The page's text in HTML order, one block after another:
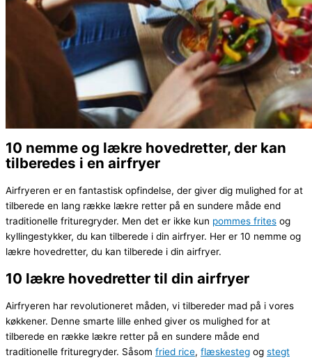
10 nemme og lækre hovedretter, der kan
tilberedes i en airfryer
Airfryeren er en fantastisk opfindelse, der giver dig mulighed for at
tilberede en lang række lækre retter på en sundere måde end
traditionelle frituregryder. Men det er ikke kun pommes frites og
kyllingestykker, du kan tilberede i din airfryer. Her er 10 nemme og
lækre hovedretter, du kan tilberede i din airfryer.
10 lækre hovedretter til din airfryer
Airfryeren har revolutioneret måden, vi tilbereder mad på i vores
køkkener. Denne smarte lille enhed giver os mulighed for at
tilberede en række lækre retter på en sundere måde end
traditionelle frituregryder. Såsom fried rice, flæskesteg og stegt